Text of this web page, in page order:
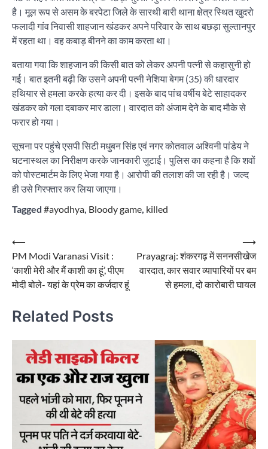
है। मूल रूप से असम के बरपेटा जिले के सारथी बारी थाना क्षेत्र स्थित खुदरो
फलादी गांव निवासी शाहजान खंडकर अपने परिवार के साथ बछड़ा सुल्तानपुर
में रहता था। वह कबाड़ बीनने का काम करता था।
बताया गया कि शाहजान की किसी बात को लेकर अपनी पत्नी से कहासुनी हो
गई। बात इतनी बढ़ी कि उसने अपनी पत्नी नेशिया बेगम (35) की धारदार
हथियार से हमला करके हत्या कर दी। इसके बाद पांच वर्षीय बेटे साहादकर
खंडकर को गला दबाकर मार डाला। वारदात को अंजाम देने के बाद मौके से
फरार हो गया।
सूचना पर पहुंचे एसपी सिटी मधुबन सिंह एवं नगर कोतवाल अश्विनी पांडेय ने
घटनास्थल का निरीक्षण करके जानकारी जुटाई। पुलिस का कहना है कि शवों
को पोस्टमार्टम के लिए भेजा गया है। आरोपी की तलाश की जा रही है। जल्द
ही उसे गिरफ्तार कर लिया जाएगा।
Tagged #ayodhya, Bloody game, killed
Post
navigation
⟵
PM Modi Varanasi Visit :
‘काशी मेरी और मैं काशी का हूं’, पीएम
मोदी बोले- यहां के प्रेम का कर्जदार हूं
Prayagraj: शंकरगढ़ में सननसीखेज
वारदात, कार सवार व्यापारियों पर बम
से हमला, दो कारोबारी घायल
⟶
Related Posts